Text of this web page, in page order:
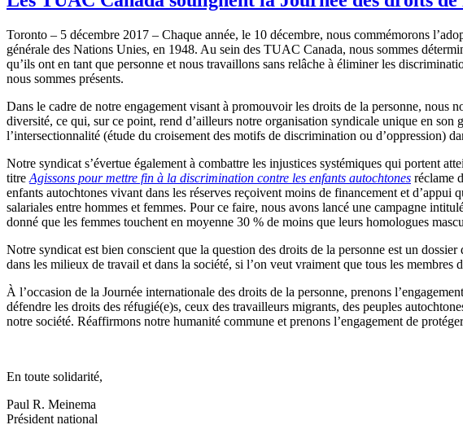
Toronto – 5 décembre 2017 – Chaque année, le 10 décembre, nous commémorons
générale des Nations Unies, en 1948. Au sein des TUAC Canada, nous sommes
qu’ils ont en tant que personne et nous travaillons sans relâche à éliminer les
nous sommes présents.
Dans le cadre de notre engagement visant à promouvoir les droits de la personne, nous
diversité, ce qui, sur ce point, rend d’ailleurs notre organisation syndicale unique en son
l’intersectionnalité (étude du croisement des motifs de discrimination ou d’oppression)
Notre syndicat s’évertue également à combattre les injustices systémiques qui portent
titre Agissons pour mettre fin à la discrimination contre les enfants autochtones réclame
enfants autochtones vivant dans les réserves reçoivent moins de financement et
salariales entre hommes et femmes. Pour ce faire, nous avons lancé une campagne
donné que les femmes touchent en moyenne 30 % de moins que leurs homologues
Notre syndicat est bien conscient que la question des droits de la personne est un
dans les milieux de travail et dans la société, si l’on veut vraiment que tous les membres
À l’occasion de la Journée internationale des droits de la personne, prenons
défendre les droits des réfugié(e)s, ceux des travailleurs migrants, des peuples
notre société. Réaffirmons notre humanité commune et prenons l’engagement de
En toute solidarité,
Paul R. Meinema
Président national